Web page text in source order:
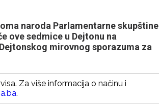
naroda Parlamentarne skupštine
ove sedmice u Dejtonu na
mirovnog sporazuma za
Za više informacija o načinu i
.